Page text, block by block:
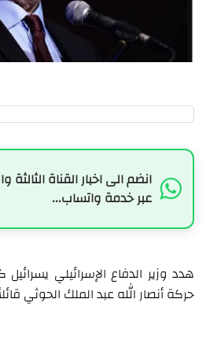
انضم الى اخبار القناة
عبر خدمة واتساب...
هدد وزير الدفاع الإسرائيلي
حركة أنصار الله عبد الملك الحوثي